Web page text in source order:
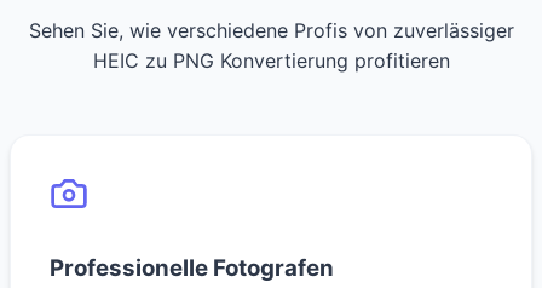
Sehen Sie, wie verschiedene Profis von zuverlässiger
HEIC zu PNG Konvertierung profitieren
Professionelle Fotografen